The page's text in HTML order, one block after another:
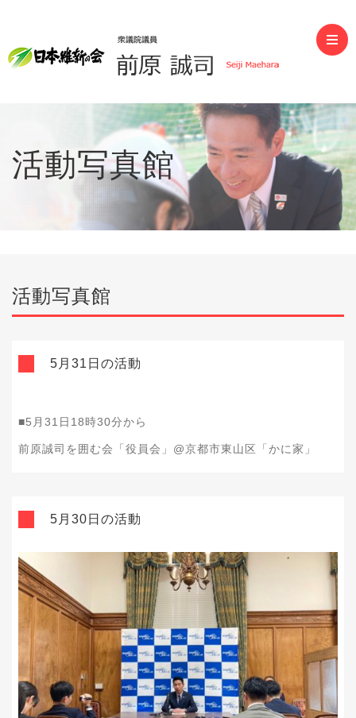
前原誠司（衆議院議員）
活動写真館
活動写真館
5月31日の活動
■5月31日18時30分から
前原誠司を囲む会「役員会」@京都市東山区「かに家」
5月30日の活動